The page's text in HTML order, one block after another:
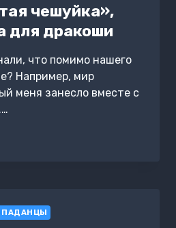
чешуйка»,
для дракоши
что помимо нашего
Например, мир
меня занесло вместе с